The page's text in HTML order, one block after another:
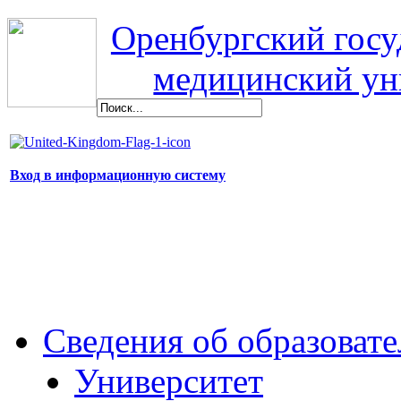
Оренбургский
медицинский
Вход в информационную систему
Сведения об
Университет